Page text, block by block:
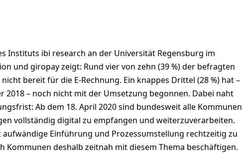
Instituts ibi research an der Universität Regensburg im
und giropay zeigt: Rund vier von zehn (39 %) der befragten
bereit für die E-Rechnung. Ein knappes Drittel (28 %) hat –
2018 – noch nicht mit der Umsetzung begonnen. Dabei naht
Ab dem 18. April 2020 sind bundesweit alle Kommunen
vollständig digital zu empfangen und weiterzuverarbeiten.
Einführung und Prozessumstellung rechtzeitig zu
Kommunen deshalb zeitnah mit diesem Thema beschäftigen.